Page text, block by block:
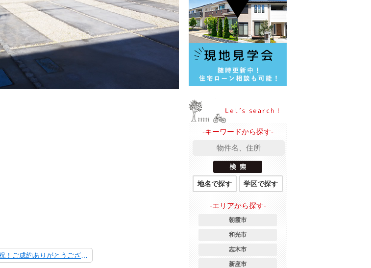
-キーワードから探す-
地名で探す 学区で探す
-エリアから探す-
朝霞市
和光市
志木市
新座市